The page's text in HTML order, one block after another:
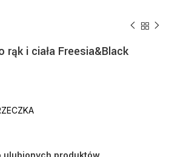
rąk i ciała Freesia&Black
ulubionych produktów